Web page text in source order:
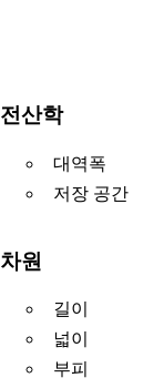
전산학
대역폭
저장 공간
차원
길이
넓이
부피